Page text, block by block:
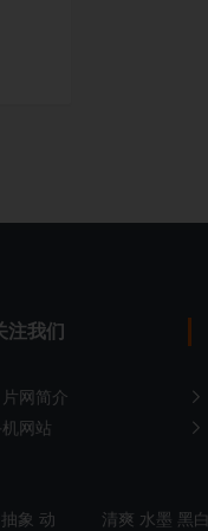
注我们
网简介
网站
抽象 动 清爽 水墨 黑白